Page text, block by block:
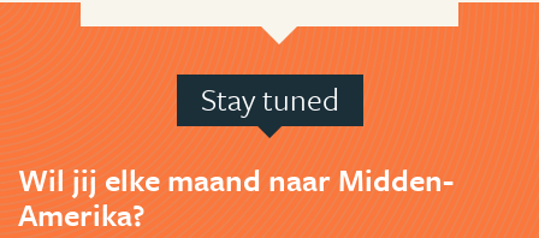
Stay tuned
Wil jij elke maand naar Midden-
Amerika?